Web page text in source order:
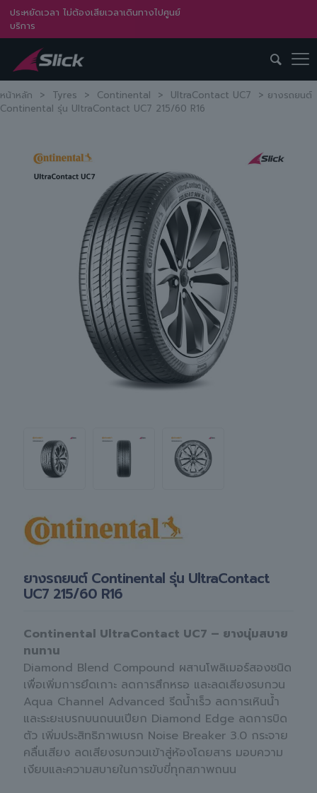
ประหยัดเวลา ไม่ต้องเสียเวลาเดินทางไปศูนย์
บริการ
หน้าหลัก > Tyres > Continental > UltraContact UC7 > ยางรถยนต์
Continental รุ่น UltraContact UC7 215/60 R16
ยางรถยนต์ Continental รุ่น UltraContact
UC7 215/60 R16
Continental UltraContact UC7 – ยางนุ่มสบาย
ทนทาน
Diamond Blend Compound ผสานโพลิเมอร์สองชนิด
เพื่อเพิ่มการยึดเกาะ ลดการสึกหรอ และลดเสียงรบกวน
Aqua Channel Advanced รีดน้ำเร็ว ลดการเหินน้ำ
และระยะเบรกบนถนนเปียก Diamond Edge ลดการบิด
ตัว เพิ่มประสิทธิภาพเบรก Noise Breaker 3.0 กระจาย
คลื่นเสียง ลดเสียงรบกวนเข้าสู่ห้องโดยสาร มอบความ
เงียบและความสบายในการขับขี่ทุกสภาพถนน